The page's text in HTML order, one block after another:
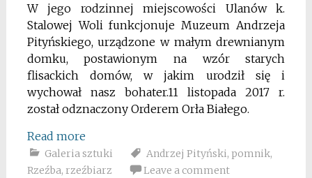
W jego rodzinnej miejscowości Ulanów k.
Stalowej Woli funkcjonuje Muzeum Andrzeja
Pityńskiego, urządzone w małym drewnianym
domku, postawionym na wzór starych
flisackich domów, w jakim urodził się i
wychował nasz bohater.11 listopada 2017 r.
został odznaczony Orderem Orła Białego.
Read more
Galeria sztuki Andrzej Pityński, pomnik,
Rzeźba, rzeźbiarz Leave a comment